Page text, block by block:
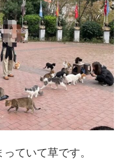
ていて草です。